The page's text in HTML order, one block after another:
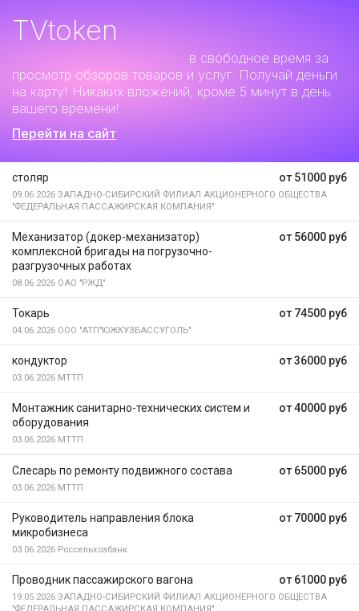
TVtoken
в свободное время за
просмотр обзоров товаров и услуг. Получай деньги
на карту! Никаких вложений, кроме 5 минут в день
вашего времени!
Перейти на сайт
от 51000 руб
столяр
09.06.2026 ЗАПАДНО-СИБИРСКИЙ ФИЛИАЛ АКЦИОНЕРНОГО ОБЩЕСТВА
"ФЕДЕРАЛЬНАЯ ПАССАЖИРСКАЯ КОМПАНИЯ"
от 56000 руб
Механизатор (докер-механизатор)
комплексной бригады на погрузочно-
разгрузочных работах
08.06.2026 ОАО "РЖД"
от 74500 руб
Токарь
04.06.2026 ООО "АТП"ЮЖКУЗБАССУГОЛЬ"
от 36000 руб
кондуктор
03.06.2026 МТТП
от 40000 руб
Монтажник санитарно-технических систем и
оборудования
03.06.2026 МТТП
от 65000 руб
Слесарь по ремонту подвижного состава
03.06.2026 МТТП
от 70000 руб
Руководитель направления блока
микробизнеса
03.06.2026 Россельхозбанк
от 61000 руб
Проводник пассажирского вагона
19.05.2026 ЗАПАДНО-СИБИРСКИЙ ФИЛИАЛ АКЦИОНЕРНОГО ОБЩЕСТВА